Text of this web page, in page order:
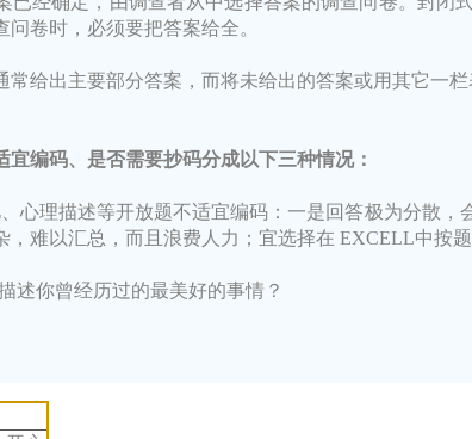
卷时，必须要把答案给全。
常给出主要部分答案，而将未给出的答案或用其它一
宜编码、是否需要抄码分成以下三种情况：
心理描述等开放题不适宜编码：一是回答极为分散
，难以汇总，而且浪费人力；宜选择在 EXCELL中按
述你曾经历过的最美好的事情？